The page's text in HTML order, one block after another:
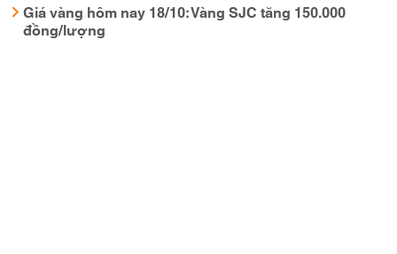
Giá vàng hôm nay 18/10: Vàng SJC tăng 150.000
đồng/lượng